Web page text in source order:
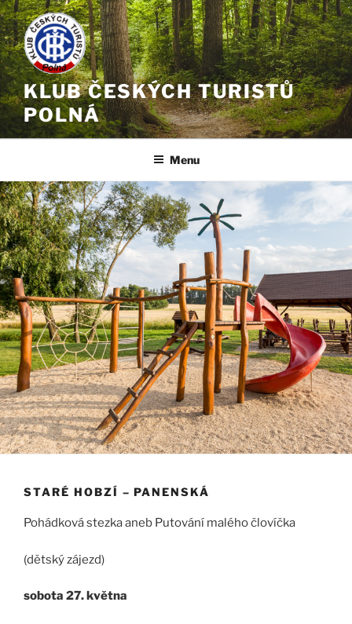
Přejít
k
obsahu
webu
KLUB ČESKÝCH TURISTŮ
POLNÁ
Menu
STARÉ HOBZÍ – PANENSKÁ
Pohádková stezka aneb Putování malého človíčka
(dětský zájezd)
sobota 27. května